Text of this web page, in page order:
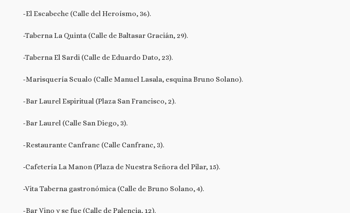
-El Escabeche (Calle del Heroísmo, 36).
-Taberna La Quinta (Calle de Baltasar Gracián, 29).
-Taberna El Sardi (Calle de Eduardo Dato, 23).
-Marisquería Scualo (Calle Manuel Lasala, esquina Bruno Solano).
-Bar Laurel Espiritual (Plaza San Francisco, 2).
-Bar Laurel (Calle San Diego, 3).
-Restaurante Canfranc (Calle Canfranc, 3).
-Cafetería La Manon (Plaza de Nuestra Señora del Pilar, 15).
-Vita Taberna gastronómica (Calle de Bruno Solano, 4).
-Bar Vino y se fue (Calle de Palencia, 12).